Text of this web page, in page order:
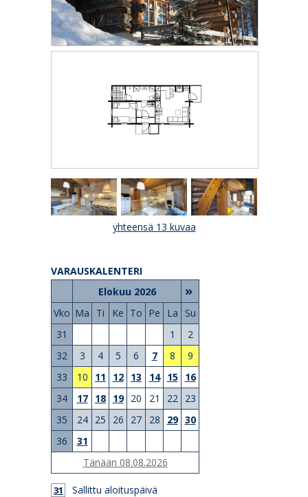
yhteensä 13 kuvaa
VARAUSKALENTERI
Elokuu 2026
»
Vko Ma Ti Ke To Pe La
Su
31
1
2
32
3 4 5 6 7 8
9
33
10 11 12 13 14 15
16
34
17 18 19 20 21 22
23
35
24 25 26 27 28 29 30
36
31
Tänään 08.08.2026
31
Sallittu aloituspäivä